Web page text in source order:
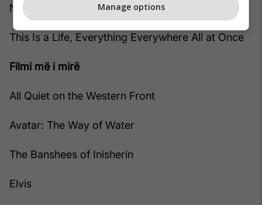
Naatu Naatu, RRR
This Is a Life, Everything Everywhere All at Once
Filmi më i mirë
All Quiet on the Western Front
Avatar: The Way of Water
The Banshees of Inisherin
Elvis
Manage options